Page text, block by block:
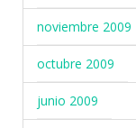
noviembre 2009
octubre 2009
junio 2009